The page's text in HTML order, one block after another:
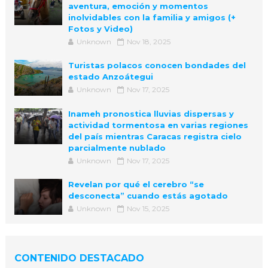
aventura, emoción y momentos
inolvidables con la familia y amigos (+
Fotos y Video)
Unknown Nov 18, 2025
Turistas polacos conocen bondades del
estado Anzoátegui
Unknown Nov 17, 2025
Inameh pronostica lluvias dispersas y
actividad tormentosa en varias regiones
del país mientras Caracas registra cielo
parcialmente nublado
Unknown Nov 17, 2025
Revelan por qué el cerebro “se
desconecta” cuando estás agotado
Unknown Nov 15, 2025
CONTENIDO DESTACADO